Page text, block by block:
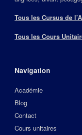
Tous les Cursus de
Tous les Cours
Navigation
Académie
Blog
Contact
Cours unitaires